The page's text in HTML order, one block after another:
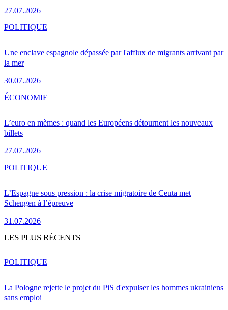
27.07.2026
Une enclave espagnole dépassée par l'afflux de migrants arrivant par
la mer
30.07.2026
POLITIQUE
L’euro en mèmes : quand les Européens détournent les nouveaux
billets
27.07.2026
ÉCONOMIE
L’Espagne sous pression : la crise migratoire de Ceuta met
Schengen à l’épreuve
31.07.2026
POLITIQUE
LES PLUS RÉCENTS
La Pologne rejette le projet du PiS d'expulser les hommes ukrainiens
sans emploi
POLITIQUE